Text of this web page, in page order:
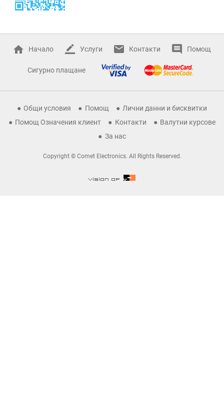
Начало Услуги Контакти Помощ
Сигурно плащане
Общи условия Помощ
Лични данни и бисквитки
Помощ Означения клиент
Контакти
Валутни курсове
За нас
Copyright © Comet Electronics. All Rights Reserved.